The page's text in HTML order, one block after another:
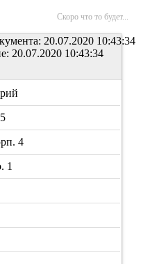
Скоро что то будет...
20.07.2020 10:43:34
20.07.2020 10:43:34
4
1